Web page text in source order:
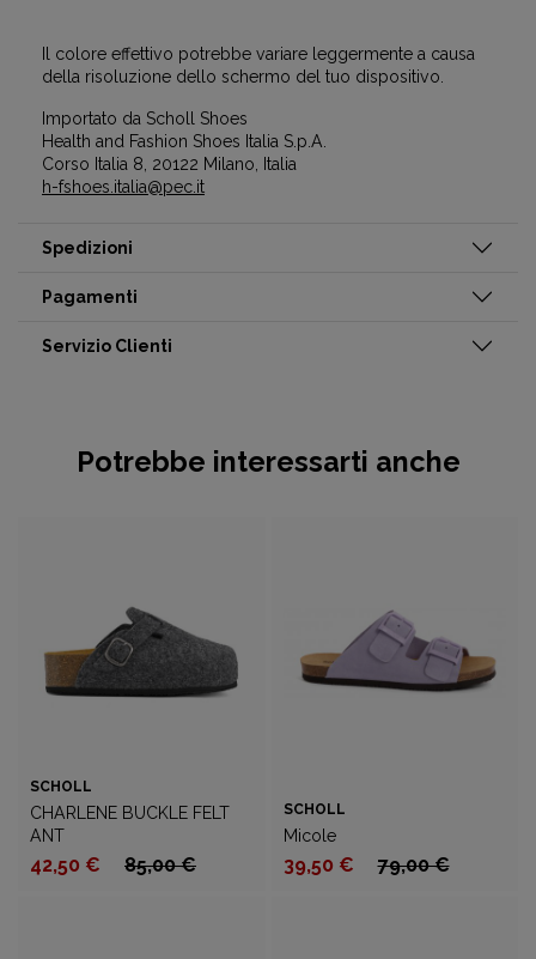
Il colore effettivo potrebbe variare leggermente a causa
della risoluzione dello schermo del tuo dispositivo.
Importato da Scholl Shoes
Health and Fashion Shoes Italia S.p.A.
Corso Italia 8, 20122 Milano, Italia
h-fshoes.italia@pec.it
Spedizioni
Pagamenti
Servizio Clienti
Potrebbe interessarti anche
SCHOLL
CHARLENE BUCKLE FELT
ANT
42,50 € 85,00 €
SCHOLL
Micole
39,50 € 79,00 €